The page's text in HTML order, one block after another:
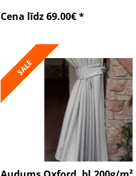
Cena līdz 69.00€ *
SALE